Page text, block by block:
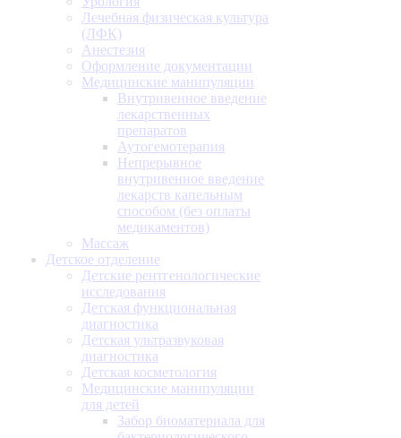
Лечебная физическая культура
(ЛФК)
Анестезия
Оформление документации
Медицинские манипуляции
Внутривенное введение
лекарственных
препаратов
Аутогемотерапия
Непрерывное
внутривенное введение
лекарств капельным
способом (без оплаты
медикаментов)
Массаж
Детское отделение
Детские рентгенологические
исследования
Детская функциональная
диагностика
Детская ультразвуковая
диагностика
Детская косметология
Медицинские манипуляции
для детей
Забор биоматериала для